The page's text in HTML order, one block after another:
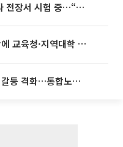
중…“스타트업 여러 곳 참여”
학 서·논술형 입시 연계 '착수'
SK하이닉스 ‘자사주 성과급’ 갈등 격화…통합노조 출범 움직임